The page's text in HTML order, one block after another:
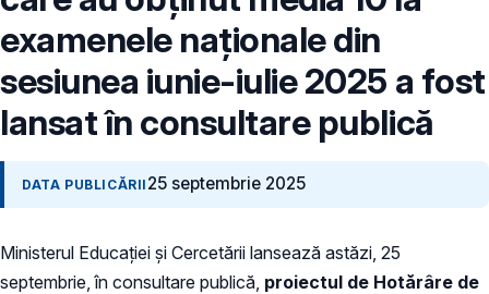
examenele naționale din
sesiunea iunie-iulie 2025 a fost
lansat în consultare publică
DATA PUBLICĂRII 25 septembrie 2025
Ministerul Educației și Cercetării lansează astăzi, 25
septembrie, în consultare publică, proiectul de Hotărâre de